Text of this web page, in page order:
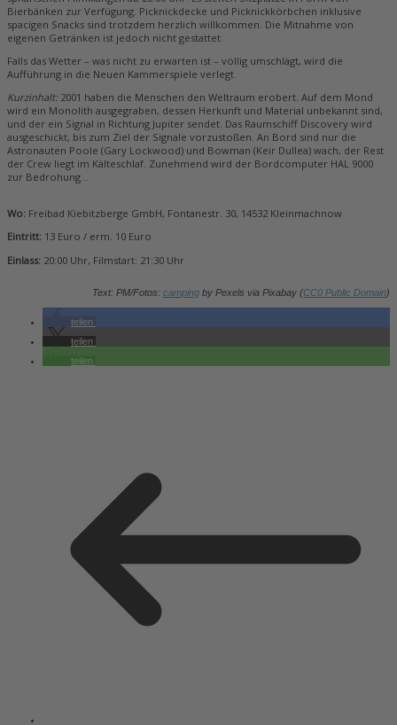
Bierbänken zur Verfügung. Picknickdecke und Picknickkörbchen inklusive
spacigen Snacks sind trotzdem herzlich willkommen. Die Mitnahme von
eigenen Getränken ist jedoch nicht gestattet.
Falls das Wetter – was nicht zu erwarten ist – völlig umschlägt, wird die
Aufführung in die Neuen Kammerspiele verlegt.
Kurzinhalt: 2001 haben die Menschen den Weltraum erobert. Auf dem Mond
wird ein Monolith ausgegraben, dessen Herkunft und Material unbekannt sind,
und der ein Signal in Richtung Jupiter sendet. Das Raumschiff Discovery wird
ausgeschickt, bis zum Ziel der Signale vorzustoßen. An Bord sind nur die
Astronauten Poole (Gary Lockwood) und Bowman (Keir Dullea) wach, der Rest
der Crew liegt im Kälteschlaf. Zunehmend wird der Bordcomputer HAL 9000
zur Bedrohung…
Wo: Freibad Kiebitzberge GmbH, Fontanestr. 30, 14532 Kleinmachnow
Eintritt: 13 Euro / erm. 10 Euro
Einlass: 20:00 Uhr, Filmstart: 21:30 Uhr
Text: PM/Fotos: camping by Pexels via Pixabay (CC0 Public Domain)
teilen
teilen
teilen